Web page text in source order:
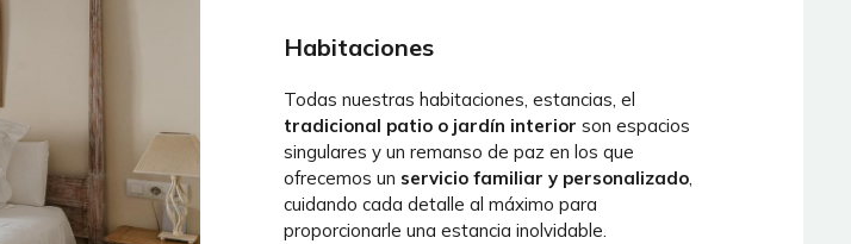
Habitaciones
Todas nuestras habitaciones, estancias, el
tradicional patio o jardín interior son espacios
singulares y un remanso de paz en los que
ofrecemos un servicio familiar y personalizado
cuidando cada detalle al máximo para
proporcionarle una estancia inolvidable.